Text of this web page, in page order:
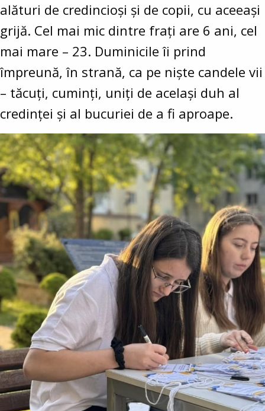
alături de credincioși și de copii, cu aceeași
grijă. Cel mai mic dintre frați are 6 ani, cel
mai mare – 23. Duminicile îi prind
împreună, în strană, ca pe niște candele vii
– tăcuți, cuminți, uniți de același duh al
credinței și al bucuriei de a fi aproape.